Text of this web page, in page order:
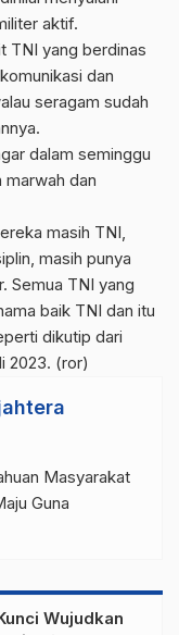
aktif.
TNI yang berdinas
dan
seragam sudah
dalam seminggu
marwah dan
masih TNI,
masih punya
Semua TNI yang
baik TNI dan itu
dikutip dari
2023. (ror)
Masyarakat
Guna
Wujudkan